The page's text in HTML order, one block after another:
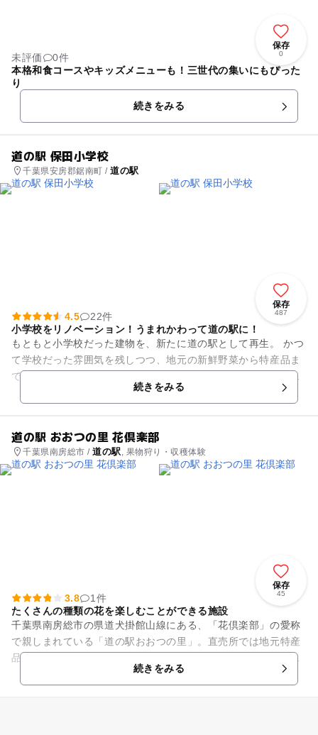
保存
0
未評価
0件
本格和食コースやキッズメニューも！三世代の集いにもぴった
り
続きをみる
道の駅 保田小学校
千葉県安房郡鋸南町 /道の駅
保存
487
4.5
22件
小学校をリノベーション！うまれかわって道の駅に！
もともと小学校だった建物を、新たに道の駅として再生。 かつ
て学校だった雰囲気を残しつつ、地元の新鮮野菜から特産品ま
でを扱い、さらに和洋中・カフェも併設し地元グルメも堪能で
続きをみる
道の駅 おおつの里 花倶楽部
千葉県南房総市 /道の駅, 果物狩り・収穫体験
保存
45
3.8
1件
たくさんの種類の花を楽しむことができる施設
千葉県南房総市の県道犬掛館山線にある、「花倶楽部」の愛称
で親しまれている「道の駅おおつの里」。直売所では地元特産
品や、房州びわを使用したオリジナル商品を、花売店ではさま
ざまな切り花を取りそろえて...続きをみる